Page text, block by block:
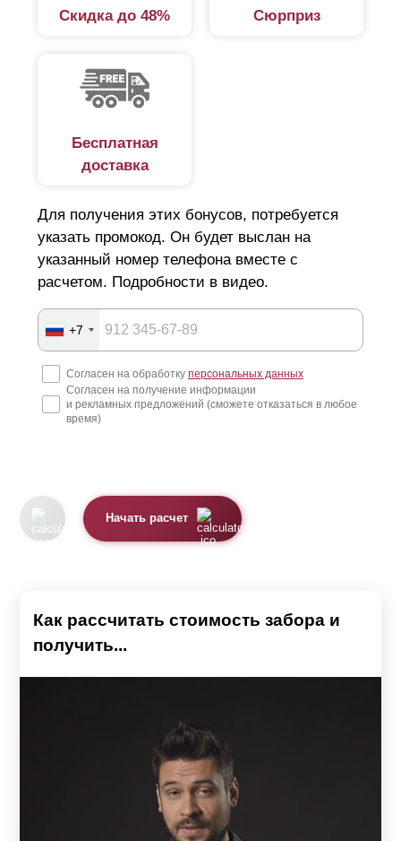
Скидка до 48% Сюрприз
Бесплатная
доставка
Для получения этих бонусов, потребуется
указать промокод. Он будет выслан на
указанный номер телефона вместе с
расчетом. Подробности в видео.
+7
Согласен на обработку персональных данных
Согласен на получение информации
и рекламных предложений (сможете отказаться в любое
время)
Начать расчет
Как рассчитать стоимость забора и
получить...